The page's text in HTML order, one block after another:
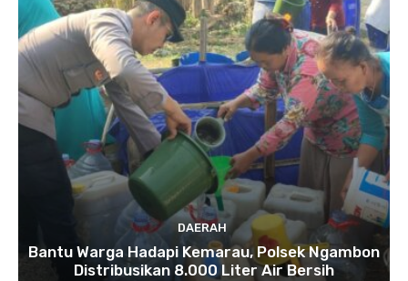
DAERAH
Bantu Warga Hadapi Kemarau, Polsek Ngambon
Distribusikan 8.000 Liter Air Bersih